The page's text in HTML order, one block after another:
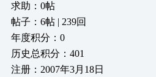
求助：0帖
帖子：6帖 | 239回
年度积分：0
历史总积分：401
注册：2007年3月18日